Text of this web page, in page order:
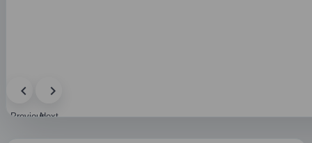
PreviousNext